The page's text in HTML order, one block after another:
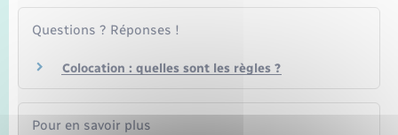
Questions ? Réponses !
Colocation : quelles sont les règles ?
Pour en savoir plus